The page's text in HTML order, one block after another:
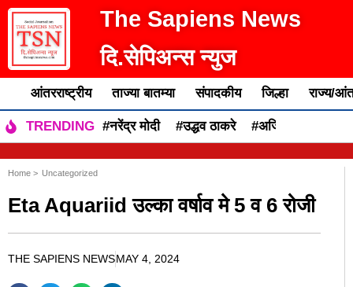
The Sapiens News
दि.सेपिअन्स न्युज
आंतरराष्ट्रीय ताज्या बातम्या संपादकीय जिल्हा राज्य/
TRENDING #नरेंद्र मोदी #उद्धव ठाकरे #अजित पवार
Home > Uncategorized
Eta Aquariid उल्का वर्षाव मे 5 व 6 रोजी
THE SAPIENS NEWSMAY 4, 2024